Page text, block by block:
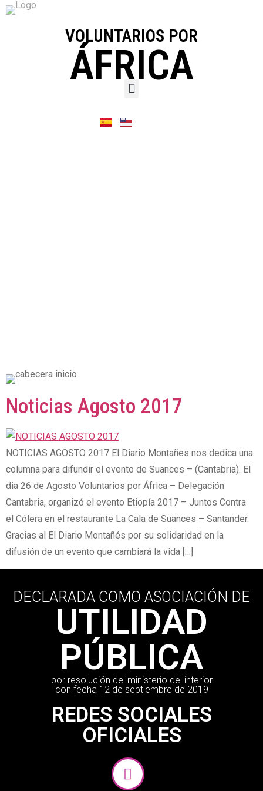
VOLUNTARIOS POR
ÁFRICA
Noticias Agosto 2017
NOTICIAS AGOSTO 2017 El Diario Montañes nos dedica una
columna para difundir el evento de Suances – (Cantabria). El
dia 26 de Agosto Voluntarios por África – Delegación
Cantabria, organizó el evento Etiopía 2017 – Juntos Contra
el Cólera en el restaurante La Cala de Suances – Santander.
Gracias al El Diario Montañés por su solidaridad en la
difusión de un evento que cambiará la vida […]
DECLARADA COMO ASOCIACIÓN DE
UTILIDAD
PÚBLICA
por resolución del ministerio del interior
con fecha 12 de septiembre de 2019
REDES SOCIALES
OFICIALES